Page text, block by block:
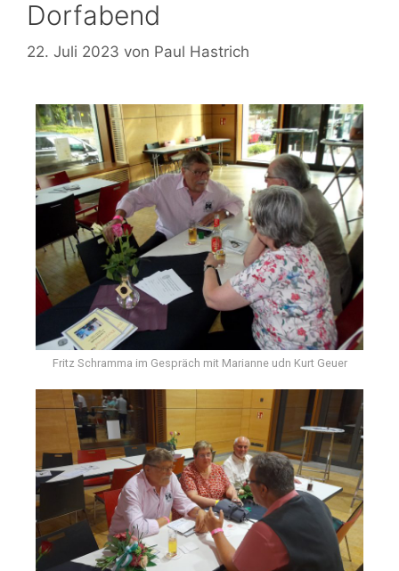
Dorfabend
22. Juli 2023 von Paul Hastrich
Fritz Schramma im Gespräch mit Marianne udn Kurt Geuer